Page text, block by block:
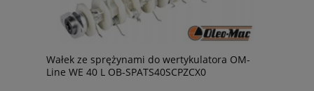
Wałek ze sprężynami do wertykulatora OM-
Line WE 40 L OB-SPATS40SCPZCX0